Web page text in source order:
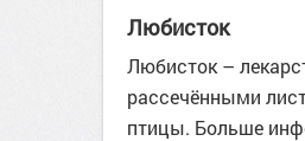
Любисток
Любисток –
рассечёнными
птицы. Больше